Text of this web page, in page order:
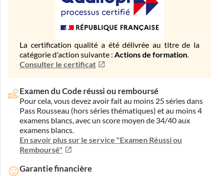
La certification qualité a été délivrée au titre de la
catégorie d'action suivante : Actions de formation.
Consulter le certificat
Examen du Code réussi ou remboursé
Pour cela, vous devez avoir fait au moins 25 séries dans
Pass Rousseau (hors séries thématiques) et au moins 4
examens blancs, avec un score moyen de 34/40 aux
examens blancs.
En savoir plus sur le service "Examen Réussi ou
Remboursé"
Garantie financière